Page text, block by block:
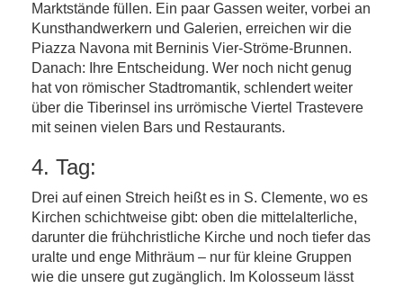
Marktstände füllen. Ein paar Gassen weiter, vorbei an
Kunsthandwerkern und Galerien, erreichen wir die
Piazza Navona mit Berninis Vier-Ströme-Brunnen.
Danach: Ihre Entscheidung. Wer noch nicht genug
hat von römischer Stadtromantik, schlendert weiter
über die Tiberinsel ins urrömische Viertel Trastevere
mit seinen vielen Bars und Restaurants.
4. Tag:
Drei auf einen Streich heißt es in S. Clemente, wo es
Kirchen schichtweise gibt: oben die mittelalterliche,
darunter die frühchristliche Kirche und noch tiefer das
uralte und enge Mithräum – nur für kleine Gruppen
wie die unsere gut zugänglich. Im Kolosseum lässt